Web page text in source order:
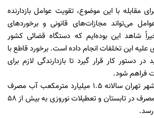
مقابله با این موضوع، تقویت عوامل بازدارنده
می‌تواند مجازات‌های قانونی و برخوردهای
شاهد این بوده‌ایم که دستگاه قضائی کشور
علیه این تخلفات انجام داده است. برخورد قاطع با
در دستور کار قرار گیرد تا بازدارندگی لازم برای
فراهم شود.
یزدانی گفت: در کلان‌شهر تهران سالانه 1.5 میلیارد مترمکعب آب مصرف
می‌شود و پیک سرانه مصرف در تابستان و تعطیلات نوروزی به بیش از 58